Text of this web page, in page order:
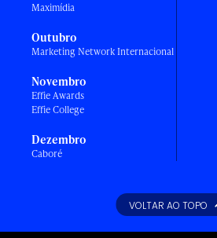
Maximídia
Outubro
Marketing Network Internacional
Novembro
Effie Awards
Effie College
Dezembro
Caboré
VOLTAR AO TOPO